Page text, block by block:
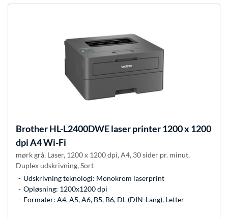
BrotherHL-L2400DWE laser printer 1200 x 1200
dpi A4 Wi-Fi
mørk grå, Laser, 1200 x 1200 dpi, A4, 30 sider pr. minut,
Duplex udskrivning, Sort
Udskrivning teknologi: Monokrom laserprint
Opløsning: 1200x1200 dpi
Formater: A4, A5, A6, B5, B6, DL (DIN-Lang), Letter